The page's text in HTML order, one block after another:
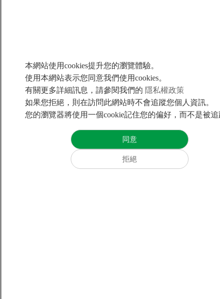
Prev Article
規格變更公告-線性馬達LMC系列
Next Article
證交所上市審議通過大銀微系統初次申請股票上市
本網站使用cookies提升您的瀏覽體驗。
使用本網站表示您同意我們使用cookies。
有關更多詳細訊息，請參閱我們的 隱私權政策
如果您拒絕，則在訪問此網站時不會追蹤您個人資訊。
您的瀏覽器將使用一個cookie記住您的偏好，而不是被